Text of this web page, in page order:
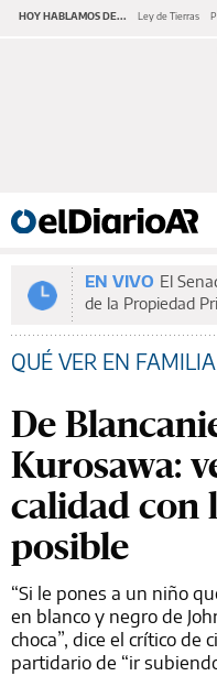
HOY HABLAMOS DE... Ley de Tierras
EN VIVO El
de la Propiedad
QUÉ VER EN FAMILIA
De
Kurosawa:
calidad con
posible
“Si le pones a un niño
en blanco y negro de
choca”, dice el crítico de
partidario de “ir